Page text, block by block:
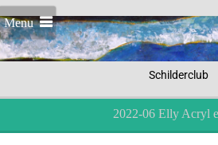
Menu
Schilderclub
2022-06 Elly Acryl